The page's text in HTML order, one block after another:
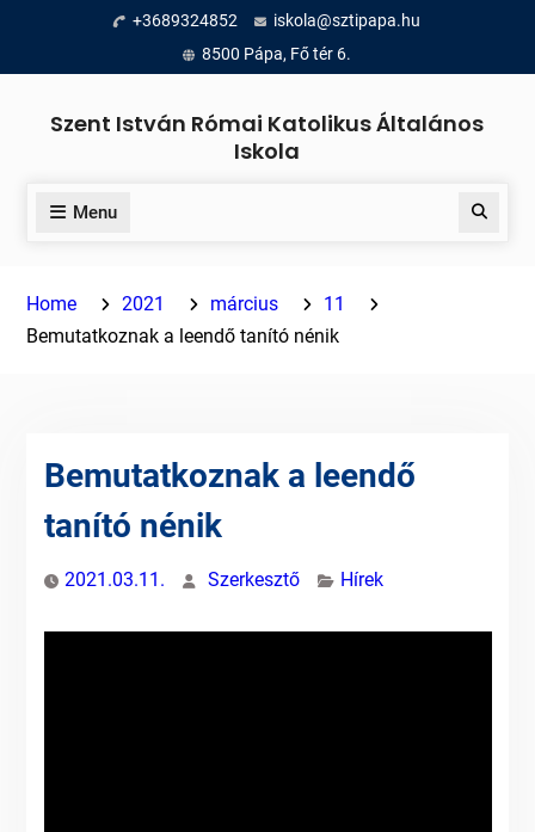
content
+3689324852
iskola@sztipapa.hu
8500 Pápa, Fő tér 6.
Szent István Római Katolikus Általános
Iskola
Menu Search
Home 2021 március
11
Bemutatkoznak a leendő tanító nénik
Bemutatkoznak a leendő
tanító nénik
2021.03.11. Szerkesztő Hírek